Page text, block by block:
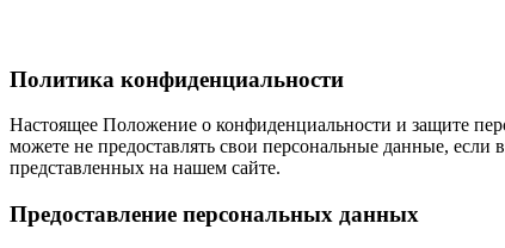
Политика конфиденциальности
Настоящее Положение о конфиденциальности и защите
можете не предоставлять свои персональные данные,
представленных на нашем сайте.
Предоставление персональных данных